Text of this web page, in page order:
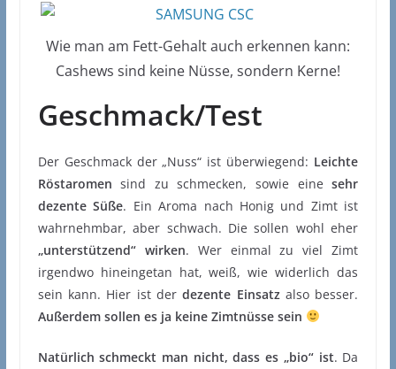
Wie man am Fett-Gehalt auch erkennen kann:
Cashews sind keine Nüsse, sondern Kerne!
Geschmack/Test
Der Geschmack der „Nuss“ ist überwiegend: Leichte
Röstaromen sind zu schmecken, sowie einesehr
dezente Süße. Ein Aroma nach Honig und Zimt ist
wahrnehmbar, aber schwach. Die sollen wohl eher
„unterstützend“ wirken. Wer einmal zu viel Zimt
irgendwo hineingetan hat, weiß, wie widerlich das
sein kann. Hier ist derdezente Einsatzalso besser.
Außerdem sollen es ja keine Zimtnüsse sein
Natürlich schmeckt man nicht, dass es „bio“ ist. Da